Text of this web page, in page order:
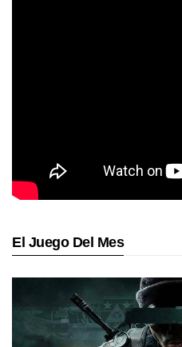
El Juego Del Mes